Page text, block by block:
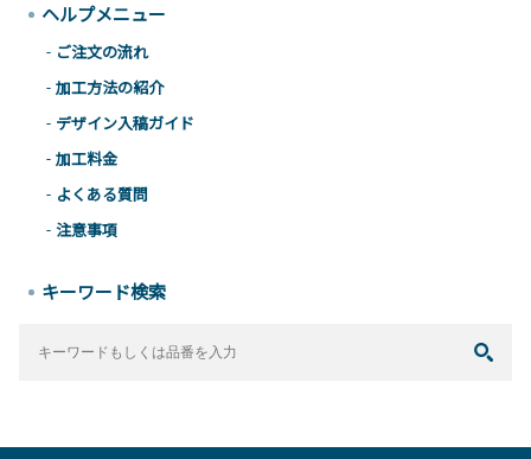
ヘルプメニュー
ご注文の流れ
加工方法の紹介
デザイン入稿ガイド
加工料金
よくある質問
注意事項
キーワード検索